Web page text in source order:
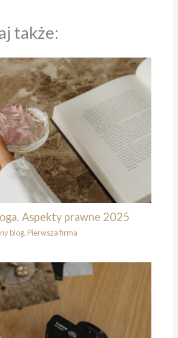
także:
Aspekty prawne 2025
blog, Pierwsza firma